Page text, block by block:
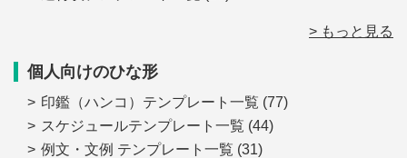
> もっと見る
個人向けのひな形
印鑑（ハンコ）テンプレート一覧 (77)
スケジュールテンプレート一覧 (44)
例文・文例 テンプレート一覧 (31)